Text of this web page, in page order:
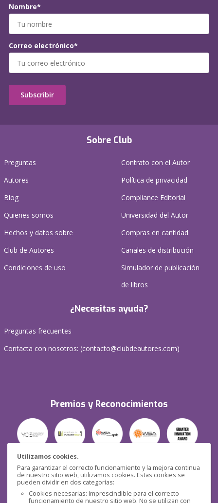
Utilizamos cookies.
Para garantizar el correcto funcionamiento y la mejora continua
de nuestro sitio web, utilizamos cookies. Estas cookies se
pueden dividir en dos categorías:
Cookies necesarias: Imprescindible para el correcto
funcionamiento de nuestro sitio web. No se utilizan con
Sobre Club
Preguntas
Autores
Blog
Quienes somos
Hechos y datos sobre
Club de Autores
Condiciones de uso
Contrato con el Autor
Política de privacidad
Compliance Editorial
Universidad del Autor
Compras en cantidad
Canales de distribución
Simulador de publicación
de libros
¿Necesitas ayuda?
Preguntas frecuentes
Contacta con nosotros: (contacto@clubdeautores.com)
Premios y Reconocimientos
Seguridad
Nombre*
Correo electrónico*
Subscribir